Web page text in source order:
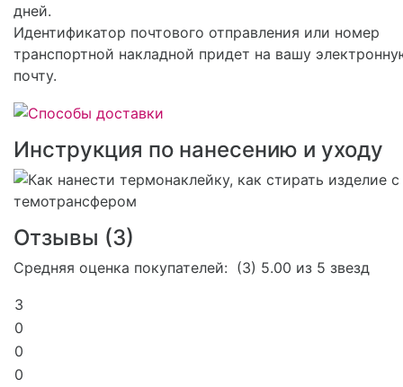
дней.
Идентификатор почтового отправления или номер
транспортной накладной придет на вашу
почту.
Инструкция по нанесению и уходу
Отзывы (3)
Средняя оценка покупателей: (3) 5.00 из 5 звезд
3
0
0
0